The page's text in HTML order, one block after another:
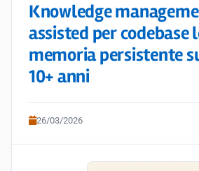
Knowledge
assisted per codebase
memoria persistente
10+ anni
26/03/2026